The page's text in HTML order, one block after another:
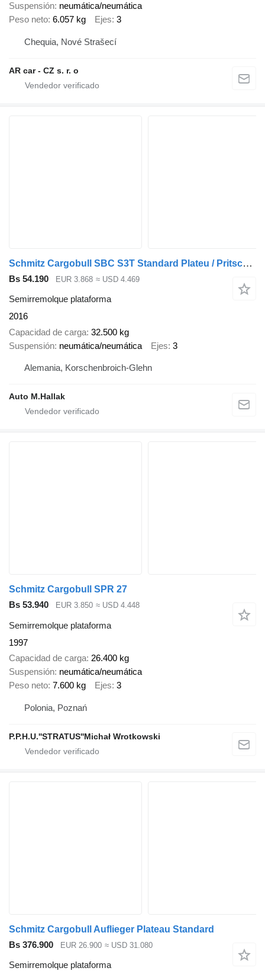
Suspensión neumática/neumática
Peso neto 6.057 kg Ejes 3
Chequia, Nové Strašecí
AR car - CZ s. r. o
Schmitz Cargobull SBC S3T Standard Plateu / Pritsche 13,60m
Bs 54.190 EUR 3.868 ≈ USD 4.469
Semirremolque plataforma
2016
Capacidad de carga 32.500 kg
Suspensión neumática/neumática Ejes 3
Alemania, Korschenbroich-Glehn
Auto M.Hallak
Schmitz Cargobull SPR 27
Bs 53.940
EUR 3.850 ≈ USD 4.448
Semirremolque plataforma
1997
Capacidad de carga 26.400 kg
Suspensión neumática/neumática
Peso neto 7.600 kg Ejes 3
Polonia, Poznań
P.P.H.U.''STRATUS''Michał Wrotkowski
Schmitz Cargobull Auflieger Plateau Standard
Bs 376.900
EUR 26.900 ≈ USD 31.080
Semirremolque plataforma